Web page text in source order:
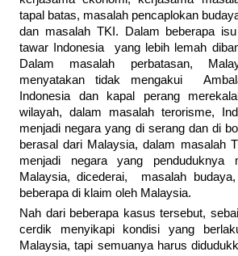
tapal batas, masalah pencaplokan
dan masalah TKI. Dalam beberapa
tawar Indonesia yang lebih lemah
Dalam masalah perbatasan,
menyatakan tidak mengakui
Indonesia dan kapal perang
wilayah, dalam masalah terorisme,
menjadi negara yang di serang dan di
berasal dari Malaysia, dalam masalah
menjadi negara yang penduduknya
Malaysia, dicederai, masalah
beberapa di klaim oleh Malaysia.
Nah dari beberapa kasus tersebut,
cerdik menyikapi kondisi yang
Malaysia, tapi semuanya harus